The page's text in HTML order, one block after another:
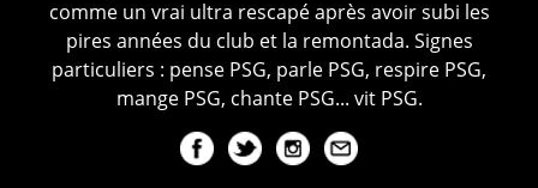
comme un vrai ultra rescapé après avoir subi les
pires années du club et la remontada. Signes
particuliers : pense PSG, parle PSG, respire PSG,
mange PSG, chante PSG... vit PSG.